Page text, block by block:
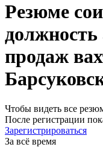
Резюме
должность
продаж
Чтобы видеть все
После регистрации
Зарегистрироваться
За всё время